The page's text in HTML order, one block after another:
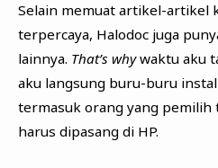
Selain memuat artikel-artikel
terpercaya, Halodoc juga
lainnya. That’s whywaktu aku
aku langsung buru-buru
termasuk orang yang pemilih
harus dipasang di HP.